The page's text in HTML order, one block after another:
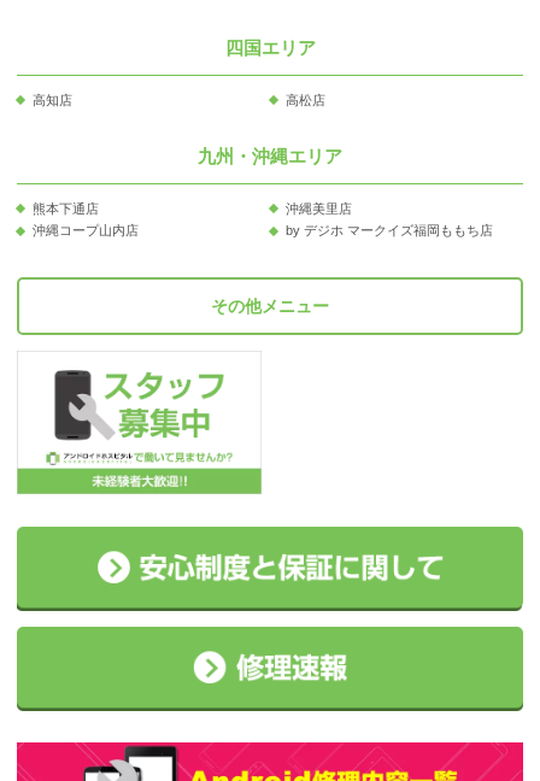
四国エリア
高知店 高松店
九州・沖縄エリア
熊本下通店
沖縄美里店
沖縄コープ山内店
by デジホ マークイズ福岡ももち店
その他メニュー